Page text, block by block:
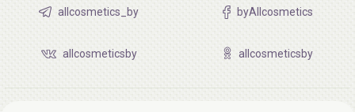
allcosmetics_by byAllcosmetics
allcosmeticsby allcosmeticsby